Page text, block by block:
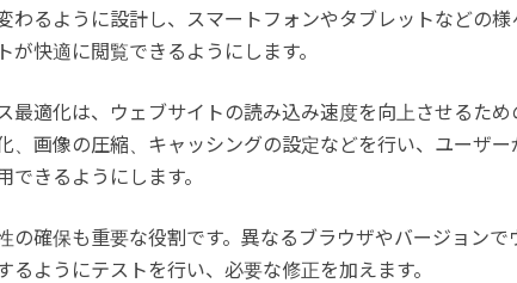
わるように設計し、スマートフォンやタブレットなどの様
が快適に閲覧できるようにします。
最適化は、ウェブサイトの読み込み速度を向上させるため
、画像の圧縮、キャッシングの設定などを行い、ユーザー
できるようにします。
の確保も重要な役割です。異なるブラウザやバージョンで
るようにテストを行い、必要な修正を加えます。